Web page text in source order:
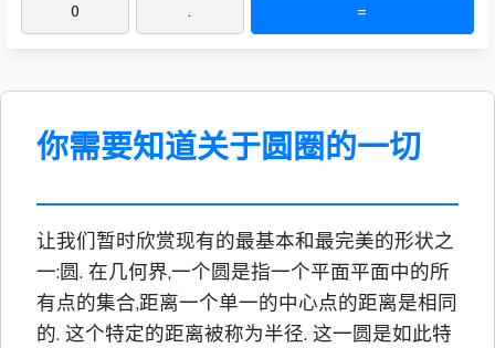
0 . =
你需要知道关于圆圈的一切
让我们暂时欣赏现有的最基本和最完美的形状之
一:圆. 在几何界,一个圆是指一个平面平面中的所
有点的集合,距离一个单一的中心点的距离是相同
的. 这个特定的距离被称为半径. 这一圆是如此特